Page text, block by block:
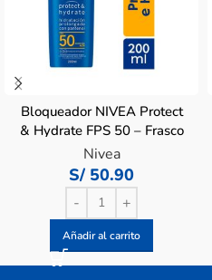
Bloqueador NIVEA Protect
& Hydrate FPS 50 – Frasco
200ml
Nivea
S/ 50.90
Añadir al carrito